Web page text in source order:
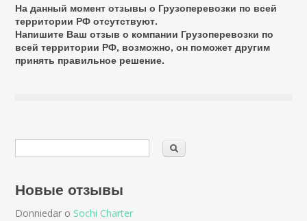
На данный момент отзывы о Грузоперевозки по всей
территории РФ отсутствуют.
Напишите Ваш отзыв о компании Грузоперевозки по
всей территории РФ, возможно, он поможет другим
принять правильное решение.
Новые отзывы
Donniedar о Sochi Charter